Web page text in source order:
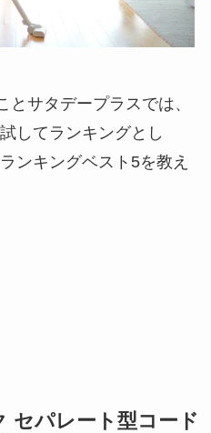
サタデープラスでは、
してランキングとし
ンキングベスト5を教え
セパレート型コード